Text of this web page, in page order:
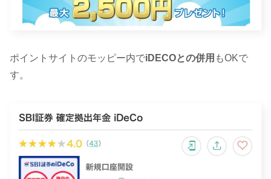
ポイントサイトのモッピー内でiDECOとの併用 もOKで
す。